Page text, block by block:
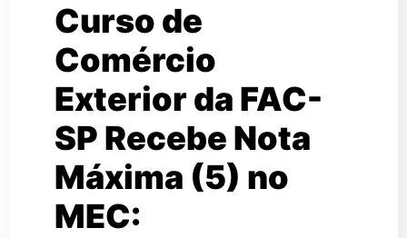
Curso de
Comércio
Exterior da FAC-
SP Recebe Nota
Máxima (5) no
MEC: